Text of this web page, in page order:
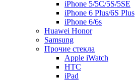
iPhone 5/5C/5S/5SE
iPhone 6 Plus/6S Plus
iPhone 6/6s
Huawei Honor
Samsung
Прочие стекла
Apple iWatch
HTC
iPad